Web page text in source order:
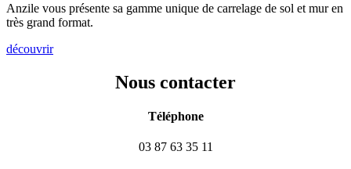
Anzile vous présente sa gamme unique de carrelage de sol et mur en
très grand format.
découvrir
Nous contacter
Téléphone
03 87 63 35 11